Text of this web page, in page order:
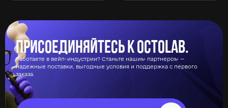
Присоединяйтесь к Octolab.
Работаете в вейп-индустрии? Станьте нашим партнером —
надежные поставки, выгодные условия и поддержка с первого
заказа.